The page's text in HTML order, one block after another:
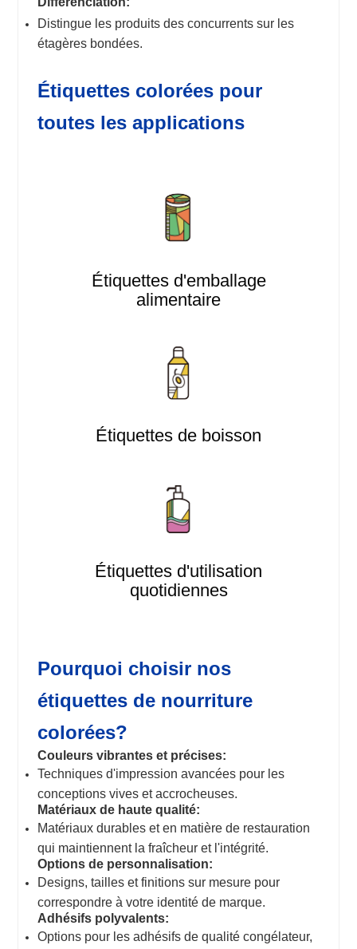
Distingue les produits des concurrents sur les
étagères bondées.
Étiquettes colorées pour
toutes les applications
Étiquettes d'emballage
alimentaire
Étiquettes de boisson
Étiquettes d'utilisation
quotidiennes
Pourquoi choisir nos
étiquettes de nourriture
colorées?
Couleurs vibrantes et précises:
Techniques d'impression avancées pour les
conceptions vives et accrocheuses.
Matériaux de haute qualité:
Matériaux durables et en matière de restauration
qui maintiennent la fraîcheur et l'intégrité.
Options de personnalisation:
Designs, tailles et finitions sur mesure pour
correspondre à votre identité de marque.
Adhésifs polyvalents:
Options pour les adhésifs de qualité congélateur,